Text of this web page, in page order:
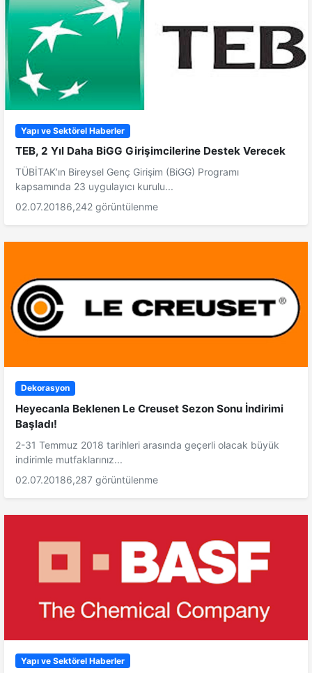
Yapı ve Sektörel Haberler
TEB, 2 Yıl Daha BiGG Girişimcilerine Destek Verecek
TÜBİTAK’ın Bireysel Genç Girişim (BiGG) Programı
kapsamında 23 uygulayıcı kurulu...
02.07.20186,242 görüntülenme
Dekorasyon
Heyecanla Beklenen Le Creuset Sezon Sonu İndirimi
Başladı!
2-31 Temmuz 2018 tarihleri arasında geçerli olacak büyük
indirimle mutfaklarınız...
02.07.20186,287 görüntülenme
Yapı ve Sektörel Haberler